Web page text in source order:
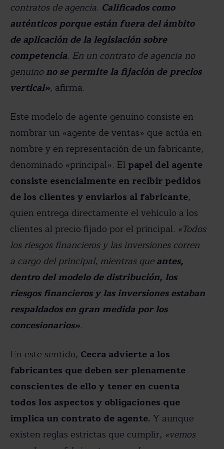
contratos de agencia. Calificados como
auténticos porque están fuera del ámbito
de aplicación de la legislación sobre
competencia. En un contrato de agencia no
genuino no se permite la fijación de precios
vertical», afirma.
Este modelo de agente genuino consiste en
nombrar un «agente de ventas» que actúa en
nombre y en representación de un fabricante,
denominado «principal». El papel del agente
consiste esencialmente en recibir pedidos
de los clientes y enviarlos al fabricante,
quien entrega directamente el vehículo a los
clientes al precio fijado por el principal. «Todos
los riesgos financieros y las inversiones corren
a cargo del principal, mientras queantes,
dentro del modelo de distribución, los
riesgos financieros y las inversiones estaban
respaldados en gran medida por los
concesionarios».
En este sentido, Cecra advierte a los
fabricantes que deben ser plenamente
conscientes de ello y tener en cuenta
todos los aspectos y obligaciones que
implica un contrato de agente. Y aunque
existen reglas estrictas que cumplir, «vemos